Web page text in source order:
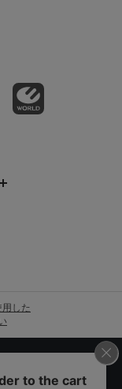
した
株主優待制度